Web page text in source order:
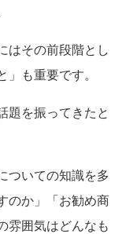
はその前段階とし
」も重要です。
題を振ってきたと
ついての知識を多
のか」「お勧め商
雰囲気はどんなも